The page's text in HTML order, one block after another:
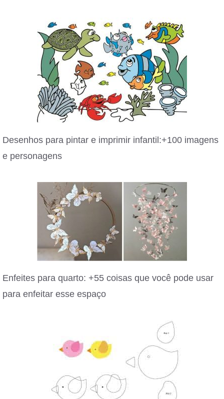
Desenhos para pintar e imprimir infantil:+100 imagens
e personagens
Enfeites para quarto: +55 coisas que você pode usar
para enfeitar esse espaço